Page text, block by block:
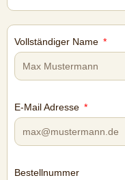
Vollständiger Name
E-Mail Adresse
Bestellnummer